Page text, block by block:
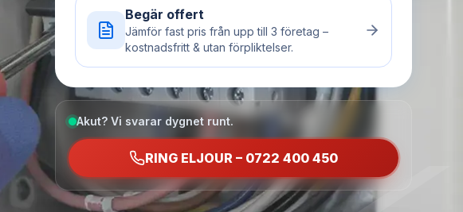
Begär offert
Jämför fast pris från upp till 3 företag –
kostnadsfritt & utan förpliktelser.
Akut? Vi svarar dygnet runt.
RING ELJOUR – 0722 400 450